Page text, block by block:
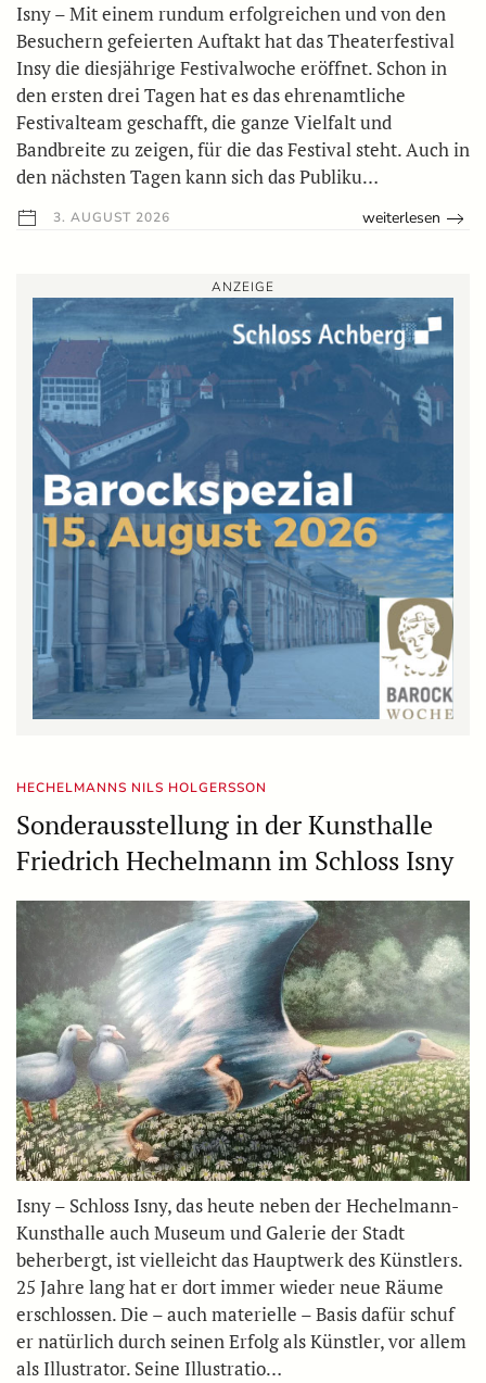
Isny – Mit einem rundum erfolgreichen und von den
Besuchern gefeierten Auftakt hat das Theaterfestival
Insy die diesjährige Festivalwoche eröffnet. Schon in
den ersten drei Tagen hat es das ehrenamtliche
Festivalteam geschafft, die ganze Vielfalt und
Bandbreite zu zeigen, für die das Festival steht. Auch in
den nächsten Tagen kann sich das Publiku…
3. AUGUST 2026 weiterlesen
ANZEIGE
HECHELMANNS NILS HOLGERSSON
Sonderausstellung in der Kunsthalle
Friedrich Hechelmann im Schloss Isny
Isny – Schloss Isny, das heute neben der Hechelmann-
Kunsthalle auch Museum und Galerie der Stadt
beherbergt, ist vielleicht das Hauptwerk des Künstlers.
25 Jahre lang hat er dort immer wieder neue Räume
erschlossen. Die – auch materielle – Basis dafür schuf
er natürlich durch seinen Erfolg als Künstler, vor allem
als Illustrator. Seine Illustratio…